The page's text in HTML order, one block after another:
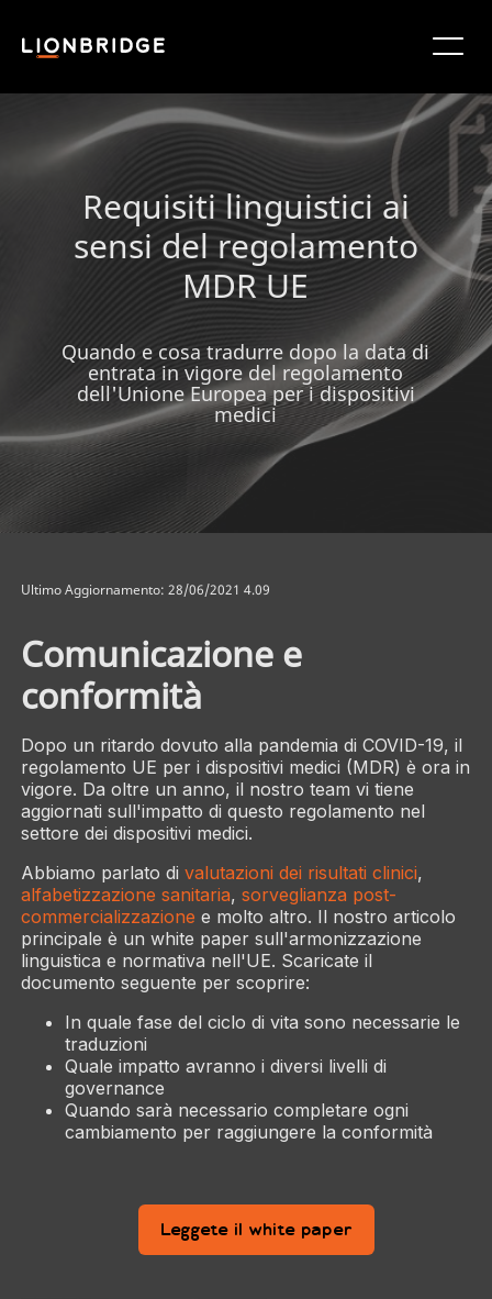
Requisiti linguistici ai
sensi del regolamento
MDR UE
Quando e cosa tradurre dopo la data di
entrata in vigore del regolamento
dell'Unione Europea per i dispositivi
medici
Ultimo Aggiornamento: 28/06/2021 4.09
Comunicazione e
conformità
Dopo un ritardo dovuto alla pandemia di COVID-19, il
regolamento UE per i dispositivi medici (MDR) è ora in
vigore. Da oltre un anno, il nostro team vi tiene
aggiornati sull'impatto di questo regolamento nel
settore dei dispositivi medici.
Abbiamo parlato di valutazioni dei risultati clinici,
alfabetizzazione sanitaria, sorveglianza post-
commercializzazione e molto altro. Il nostro articolo
principale è un white paper sull'armonizzazione
linguistica e normativa nell'UE. Scaricate il
documento seguente per scoprire:
In quale fase del ciclo di vita sono necessarie le
traduzioni
Quale impatto avranno i diversi livelli di
governance
Quando sarà necessario completare ogni
cambiamento per raggiungere la conformità
Leggete il white paper